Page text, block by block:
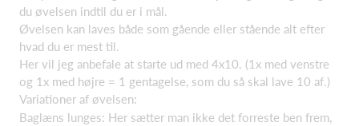
du øvelsen indtil du er i mål.
Øvelsen kan laves både som gående eller stående alt efter
hvad du er mest til.
Her vil jeg anbefale at starte ud med 4x10. (1x med venstre
og 1x med højre = 1 gentagelse, som du så skal lave 10 af.)
Variationer af øvelsen:
Baglæns lunges: Her sætter man ikke det forreste ben frem,